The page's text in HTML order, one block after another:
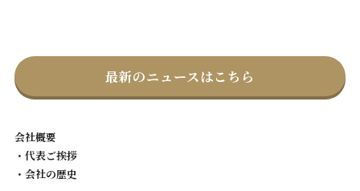
最新のニュースはこちら
会社概要
・代表ご挨拶
・会社の歴史